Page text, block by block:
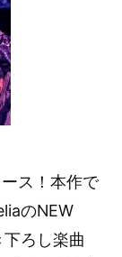
ス！本作で
のNEW
ろし楽曲